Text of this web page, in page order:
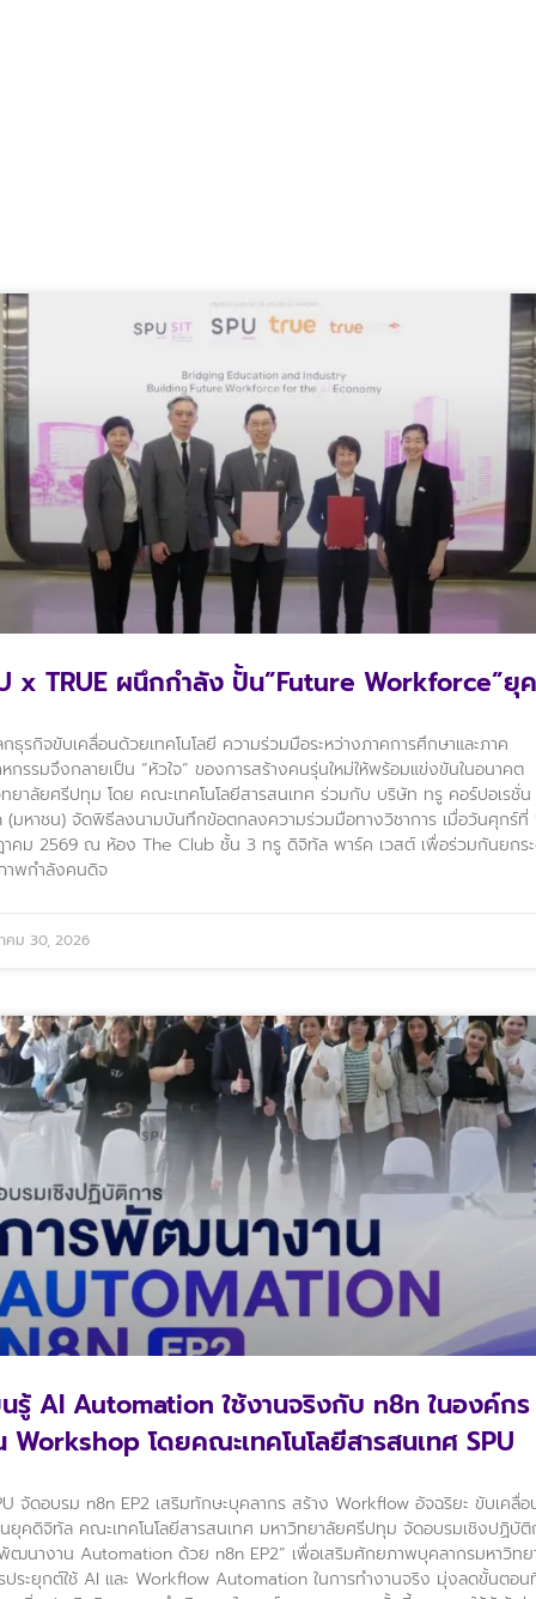
x TRUE ผนึกกำลัง ปั้น”Future Workforce”ยุ
กธุรกิจขับเคลื่อนด้วยเทคโนโลยี ความร่วมมือระหว่างภาคการศึกษาและภาค
กรรมจึงกลายเป็น “หัวใจ” ของการสร้างคนรุ่นใหม่ให้พร้อมแข่งขันในอนาคต
ยาลัยศรีปทุม โดย คณะเทคโนโลยีสารสนเทศ ร่วมกับ บริษัท ทรู คอร์ปอเรชั่น
(มหาชน) จัดพิธีลงนามบันทึกข้อตกลงความร่วมมือทางวิชาการ เมื่อวันศุกร์ที่
คม 2569 ณ ห้อง The Club ชั้น 3 ทรู ดิจิทัล พาร์ค เวสต์ เพื่อร่วมกันยกร
าพกำลังคนดิจ
คม 30, 2026
นรู้ AI Automation ใช้งานจริงกับ n8n ในองค์กร
Workshop โดยคณะเทคโนโลยีสารสนเทศ SPU
จัดอบรม n8n EP2 เสริมทักษะบุคลากร สร้าง Workflow อัจฉริยะ ขับเคลื่อ
ยุคดิจิทัล คณะเทคโนโลยีสารสนเทศ มหาวิทยาลัยศรีปทุม จัดอบรมเชิงปฏิบัติ
ฒนางาน Automation ด้วย n8n EP2” เพื่อเสริมศักยภาพบุคลากรมหาวิท
ประยุกต์ใช้ AI และ Workflow Automation ในการทำงานจริง มุ่งลดขั้นตอน